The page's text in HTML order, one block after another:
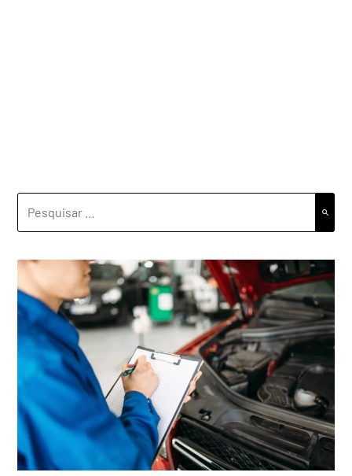
POR: